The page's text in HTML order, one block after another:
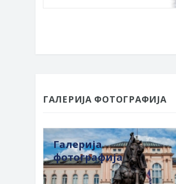
ГАЛЕРИЈА ФОТОГРАФИЈА
Галерија
фотографија